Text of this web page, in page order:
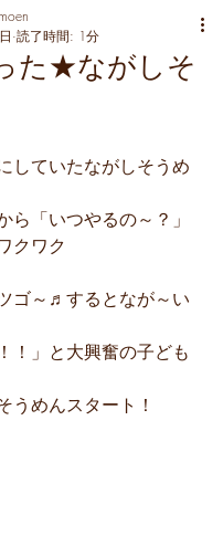
た★ながしそ
読了時間: 1分
していたながしそうめ
ら「いつやるの～？」
クワク
ゴ～♬するとなが～い
！」と大興奮の子ども
うめんスタート！